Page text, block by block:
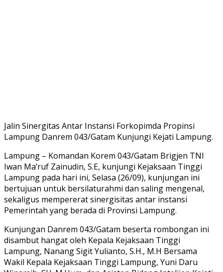
Jalin Sinergitas Antar Instansi Forkopimda Propinsi
Lampung Danrem 043/Gatam Kunjungi Kejati Lampung.
Lampung – Komandan Korem 043/Gatam Brigjen TNI
Iwan Ma’ruf Zainudin, S.E, kunjungi Kejaksaan Tinggi
Lampung pada hari ini, Selasa (26/09), kunjungan ini
bertujuan untuk bersilaturahmi dan saling mengenal,
sekaligus mempererat sinergisitas antar instansi
Pemerintah yang berada di Provinsi Lampung.
Kunjungan Danrem 043/Gatam beserta rombongan ini
disambut hangat oleh Kepala Kejaksaan Tinggi
Lampung, Nanang Sigit Yulianto, S.H., M.H Bersama
Wakil Kepala Kejaksaan Tinggi Lampung, Yuni Daru